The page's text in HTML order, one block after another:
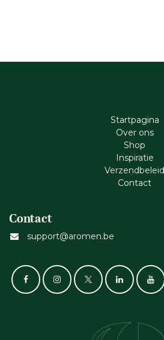
Startpagina
Ove​r​ ons
Shop
Inspiratie
Verzendbeleid
Cont​act
Contact
support@aromen.be